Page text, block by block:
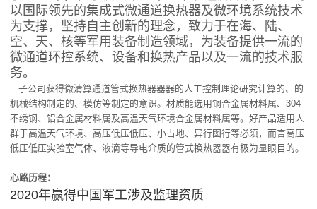
以国际领先的集成式微通道换热器及微环境系统技术
为支撑，坚持自主创新的理念，致力于在海、陆、
空、天、核等军用装备制造领域，为装备提供一流的
微通道环控系统、设备和换热产品以及一流的技术服
务。
子公司获得微清算通道管式换热器器器的人工控制理论研究计算的、的
机械结构制定的、模仿等制定的意识。材质能选用铜合金属材料属、304
不绣钢、铝合金属材料属及高温天气环境合金属材料属等。好产品适用人
群于高温天气环境、高压低压低压、小占地、异行图行等必须，而言高压
低压低压实验室气体、液滴等导电介质的管式换热器器有极为显眼目的。
心路历程：
2020年赢得中国军工涉及监理资质